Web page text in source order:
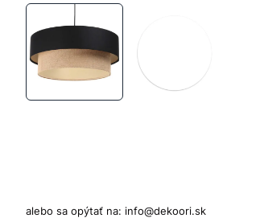
alebo sa opýtať na: info@dekoori.sk